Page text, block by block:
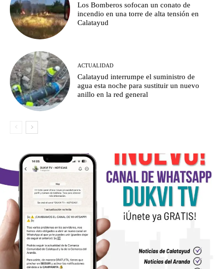
Los Bomberos sofocan un conato de
incendio en una torre de alta tensión en
Calatayud
ACTUALIDAD
Calatayud interrumpe el suministro de
agua esta noche para sustituir un nuevo
anillo en la red general